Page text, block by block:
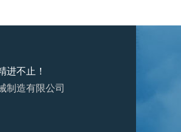
进不止！
制造有限公司